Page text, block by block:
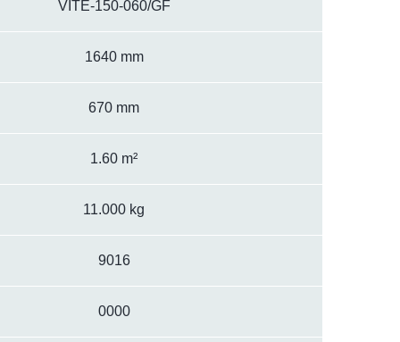
VITE-150-060/GF
1640 mm
670 mm
1.60 m²
11.000 kg
9016
0000